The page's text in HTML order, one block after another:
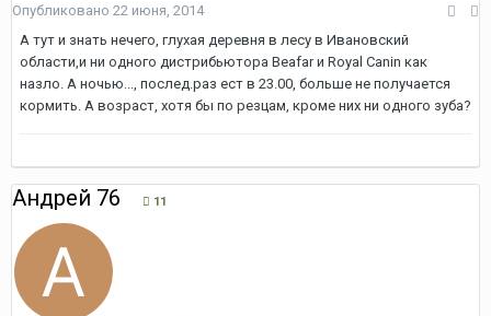
Опубликовано 22 июня, 2014
А тут и знать нечего, глухая деревня в лесу в Ивановский
области,и ни одного дистрибьютора Beafar и Royal Canin как
назло. А ночью..., послед.раз ест в 23.00, больше не получается
кормить. А возраст, хотя бы по резцам, кроме них ни одного зуба?
Андрей 76 11